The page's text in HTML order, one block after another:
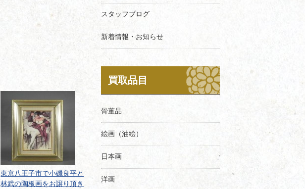
東京八王子市で小磯良平と
林武の陶板画をお譲り頂き
スタッフブログ
新着情報・お知らせ
買取品目
骨董品
絵画（油絵）
日本画
洋画